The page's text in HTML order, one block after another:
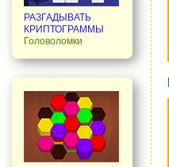
РАЗГАДЫВАТЬ
КРИПТОГРАММЫ
Головоломки